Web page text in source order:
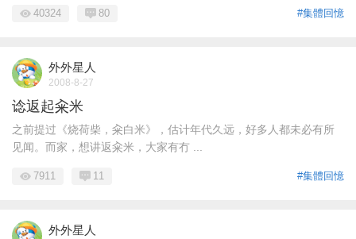
#集體回憶
40324 80
外外星人
2008-8-27
谂返起籴米
之前提过《烧荷柴，籴白米》，估计年代久远，好多人都未必有所
见闻。而家，想讲返籴米，大家有冇 ...
#集體回憶
7911 11
外外星人